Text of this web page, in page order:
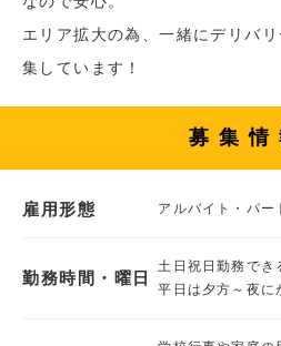
エリア拡大の為、一緒にデリバ
集しています！
募集情
雇用形態 アルバイト・パー
勤務時間・曜日
土日祝日勤務でき
平日は夕方～夜に